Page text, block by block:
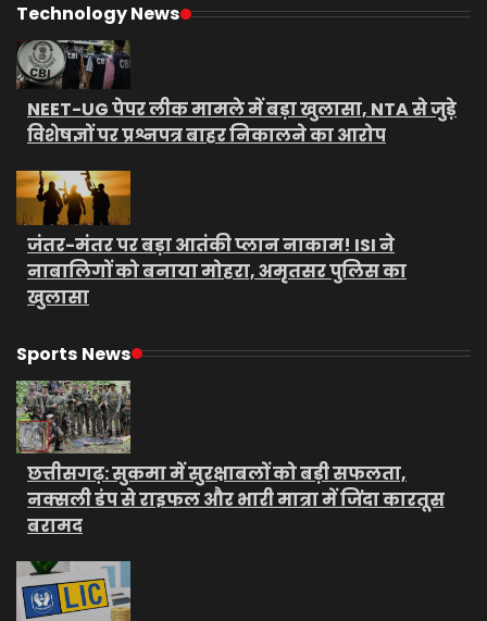
Technology News
NEET-UG पेपर लीक मामले में बड़ा खुलासा, NTA से जुड़े
विशेषज्ञों पर प्रश्नपत्र बाहर निकालने का आरोप
जंतर-मंतर पर बड़ा आतंकी प्लान नाकाम! ISI ने
नाबालिगों को बनाया मोहरा, अमृतसर पुलिस का
खुलासा
Sports News
छत्तीसगढ़: सुकमा में सुरक्षाबलों को बड़ी सफलता,
नक्सली डंप से राइफल और भारी मात्रा में जिंदा कारतूस
बरामद